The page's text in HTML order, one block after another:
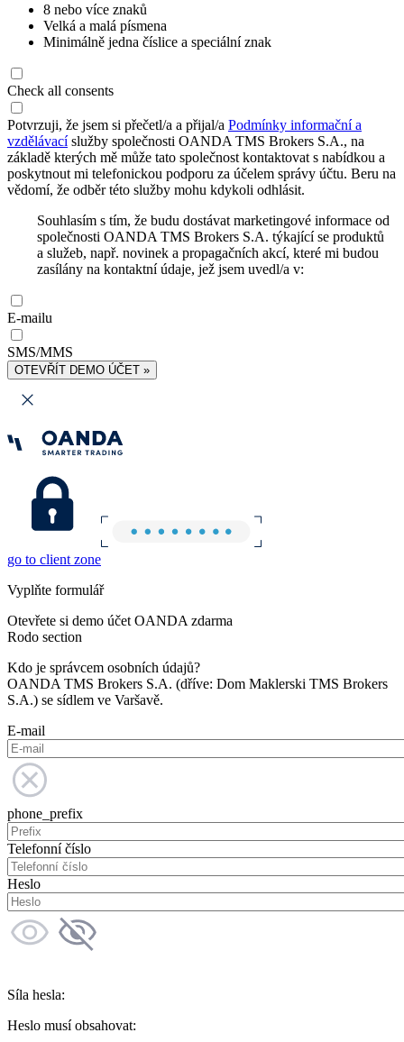
8 nebo více znaků
Velká a malá písmena
Minimálně jedna číslice a speciální znak
Check all consents
Potvrzuji, že jsem si přečetl/a a přijal/a Podmínky informační a
vzdělávacíslužby společnosti OANDA TMS Brokers S.A., na
základě kterých mě může tato společnost kontaktovat s nabídkou a
poskytnout mi telefonickou podporu za účelem správy účtu. Beru na
vědomí, že odběr této služby mohu kdykoli odhlásit.
Souhlasím s tím, že budu dostávat marketingové informace od
společnosti OANDA TMS Brokers S.A. týkající se produktů
a služeb, např. novinek a propagačních akcí, které mi budou
zasílány na kontaktní údaje, jež jsem uvedl/a v:
E-mailu
SMS/MMS
OTEVŘÍT DEMO ÚČET »
go to client zone
Vyplňte formulář
Otevřete si demo účet OANDA zdarma
Rodo section
Kdo je správcem osobních údajů?
OANDA TMS Brokers S.A. (dříve: Dom Maklerski TMS Brokers
S.A.) se sídlem ve Varšavě.
E-mail
phone_prefix
Telefonní číslo
Heslo
Síla hesla:
Heslo musí obsahovat: